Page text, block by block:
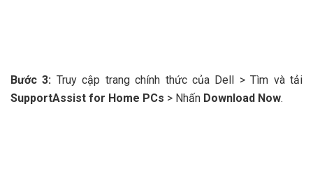
Bước 3: Truy cập trang chính thức của Dell > Tìm và tải
SupportAssist for Home PCs > Nhấn Download Now.